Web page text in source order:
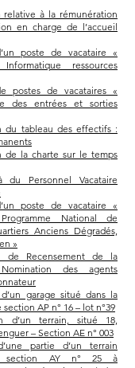
relative à la rémunération
en charge de l’accueil
poste de vacataire «
ressources
postes de vacataires «
des entrées et sorties
du tableau des effectifs :
de la charte sur le temps
du Personnel Vacataire
poste de vacataire «
National de
Anciens Dégradés,
»
de Recensement de la
des agents
garage situé dans la
AP n° 16 – lot n°39
d’un terrain, situé 18,
– Section AE n° 003
partie d’un terrain
section AY n° 25 à